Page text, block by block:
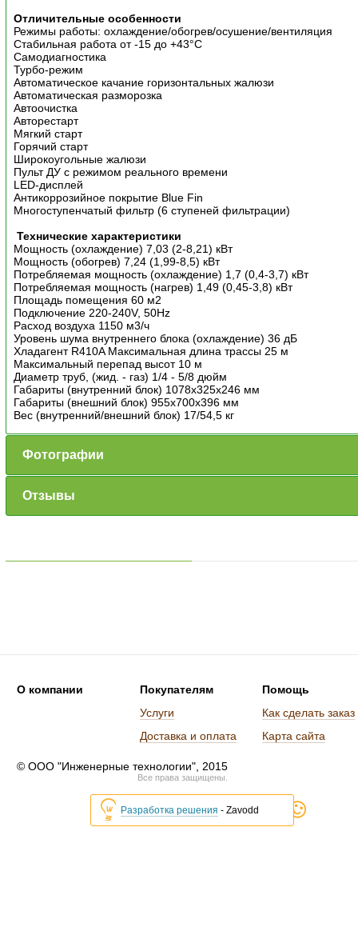
Отличительные особенности
Режимы работы: охлаждение/обогрев/осушение/вентиляция
Стабильная работа от -15 до +43°C
Самодиагностика
Турбо-режим
Автоматическое качание горизонтальных жалюзи
Автоматическая разморозка
Автоочистка
Авторестарт
Мягкий старт
Горячий старт
Широкоугольные жалюзи
Пульт ДУ с режимом реального времени
LED-дисплей
Антикоррозийное покрытие Blue Fin
Многоступенчатый фильтр (6 ступеней фильтрации)
Технические характеристики
Мощность (охлаждение) 7,03 (2-8,21) кВт
Мощность (обогрев) 7,24 (1,99-8,5) кВт
Потребляемая мощность (охлаждение) 1,7 (0,4-3,7) кВт
Потребляемая мощность (нагрев) 1,49 (0,45-3,8) кВт
Площадь помещения 60 м2
Подключение 220-240V, 50Hz
Расход воздуха 1150 м3/ч
Уровень шума внутреннего блока (охлаждение) 36 дБ
Хладагент R410A Максимальная длина трассы 25 м
Максимальный перепад высот 10 м
Диаметр труб, (жид. - газ) 1/4 - 5/8 дюйм
Габариты (внутренний блок) 1078x325x246 мм
Габариты (внешний блок) 955x700x396 мм
Вес (внутренний/внешний блок) 17/54,5 кг
Фотографии
Отзывы
О компании
Покупателям
Услуги
Доставка и оплата
Помощь
Как сделать заказ
Карта сайта
© ООО "Инженерные технологии", 2015
Все права защищены.
Разработка решения - Zavodd